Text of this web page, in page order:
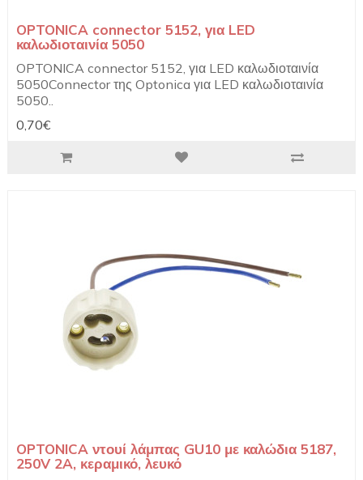
OPTONICA connector 5152, για LED
καλωδιοταινία 5050
OPTONICA connector 5152, για LED καλωδιοταινία
5050Connector της Optonica για LED καλωδιοταινία
5050..
0,70€
OPTONICA ντουί λάμπας GU10 με καλώδια 5187,
250V 2A, κεραμικό, λευκό